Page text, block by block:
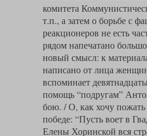
комитета
т.п., а затем о борьбе с
реакционеров не есть
рядом напечатано
новый смысл: к
написано от лица
вспоминает
помощь “подругам”
бою. / О, как хочу пожать
победе: “Пусть воет в
Елены Хоринской вся